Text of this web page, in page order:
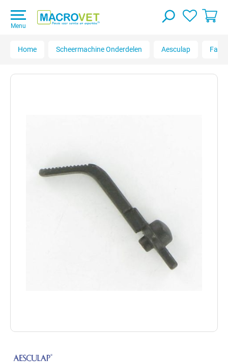
Menu
Home Scheermachine Onderdelen Aesculap